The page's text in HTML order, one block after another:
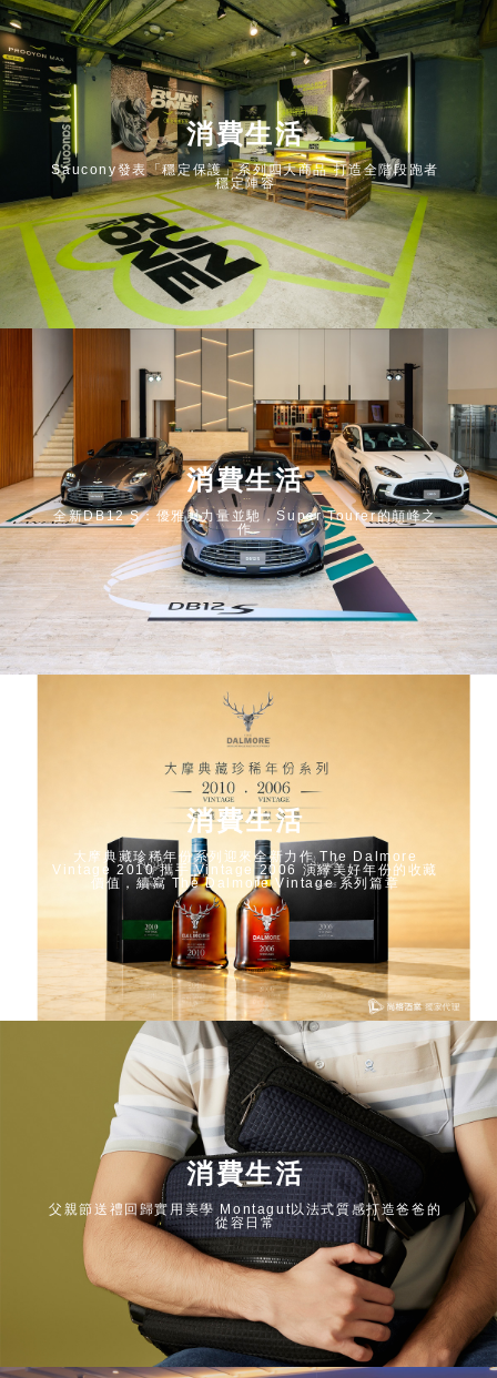
消費生活
Saucony發表「穩定保護」系列四大商品 打造全階段跑者
穩定陣容
消費生活
全新DB12 S：優雅與力量並馳，Super Tourer的顛峰之
作
消費生活
大摩典藏珍稀年份系列迎來全新力作 The Dalmore
Vintage 2010 攜手 Vintage 2006 演繹美好年份的收藏
價值，續寫 The Dalmore Vintage 系列篇章
消費生活
父親節送禮回歸實用美學 Montagut以法式質感打造爸爸的
從容日常